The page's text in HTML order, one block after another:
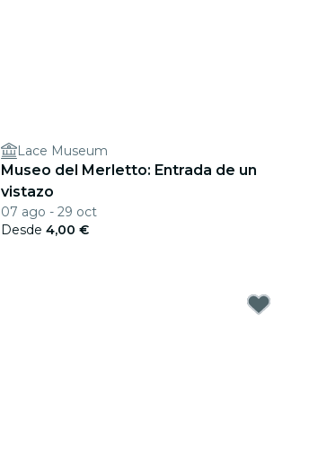
Lace Museum
Museo del Merletto: Entrada de un
vistazo
07 ago - 29 oct
Desde 4,00 €